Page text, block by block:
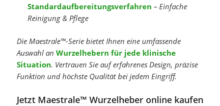
Standardaufbereitungsverfahren – Einfache
Reinigung & Pflege
Die Maestrale™-Serie bietet Ihnen eine umfassende
Auswahl an Wurzelhebern für jede klinische
Situation. Vertrauen Sie auf erfahrenes Design, präzise
Funktion und höchste Qualität bei jedem Eingriff.
Jetzt Maestrale™ Wurzelheber online kaufen